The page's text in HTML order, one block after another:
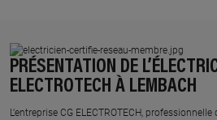
PRÉSENTATION DE
ELECTROTECH À LEMBACH
L’entreprise CG ELECTROTECH,